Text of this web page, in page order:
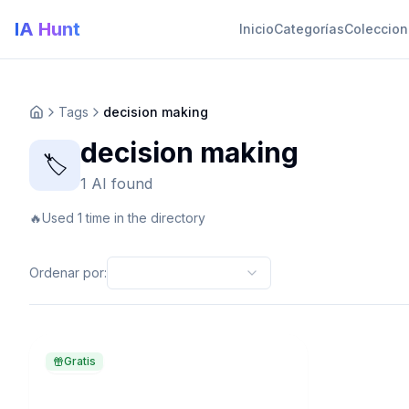
IA Hunt InicioCategorías
Tags decision making
🏷️ decision making
1 AI found
🔥Used 1 time in the directory
Ordenar por:
Gratis